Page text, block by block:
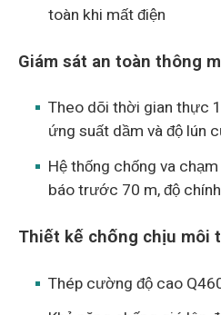
toàn khi mất điện
Giám sát an toàn thông
Theo dõi thời gian thực
ứng suất dầm và độ lún
Hệ thống chống va
báo trước 70 m, độ
Thiết kế chống chịu môi
Thép cường độ cao